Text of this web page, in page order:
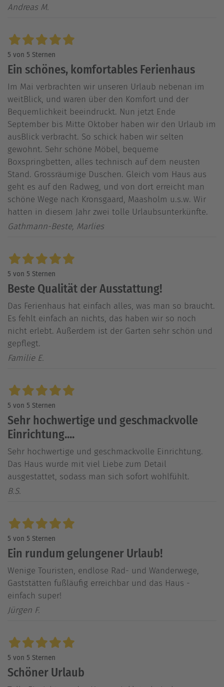
Andreas M.
5 von 5 Sternen
Ein schönes, komfortables Ferienhaus
Im Mai verbrachten wir unseren Urlaub nebenan im
weitBlick, und waren über den Komfort und der
Bequemlichkeit beeindruckt. Nun jetzt Ende
September bis Mitte Oktober haben wir den Urlaub im
ausBlick verbracht. So schick haben wir selten
gewohnt. Sehr schöne Möbel, bequeme
Boxspringbetten, alles technisch auf dem neusten
Stand. Grossräumige Duschen. Gleich vom Haus aus
geht es auf den Radweg, und von dort erreicht man
schöne Wege nach Kronsgaard, Maasholm u.s.w. Wir
hatten in diesem Jahr zwei tolle Urlaubsunterkünfte.
Gathmann-Beste, Marlies
5 von 5 Sternen
Beste Qualität der Ausstattung!
Das Ferienhaus hat einfach alles, was man so braucht.
Es fehlt einfach an nichts, das haben wir so noch
nicht erlebt. Außerdem ist der Garten sehr schön und
gepflegt.
Familie E.
5 von 5 Sternen
Sehr hochwertige und geschmackvolle
Einrichtung....
Sehr hochwertige und geschmackvolle Einrichtung.
Das Haus wurde mit viel Liebe zum Detail
ausgestattet, sodass man sich sofort wohlfühlt.
B.S.
5 von 5 Sternen
Ein rundum gelungener Urlaub!
Wenige Touristen, endlose Rad- und Wanderwege,
Gaststätten fußläufig erreichbar und das Haus -
einfach super!
Jürgen F.
5 von 5 Sternen
Schöner Urlaub